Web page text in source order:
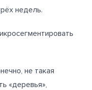
недель.
не такая
«деревья»,